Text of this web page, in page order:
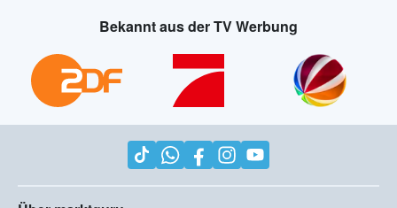
Bekannt aus der TV Werbung